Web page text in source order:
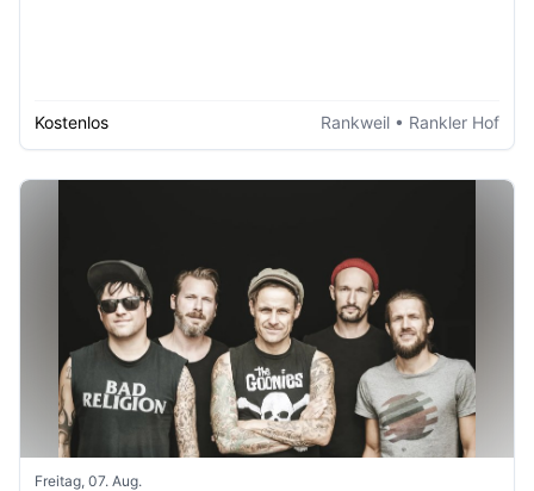
Kostenlos Rankweil • Rankler Hof
Freitag, 07. Aug.